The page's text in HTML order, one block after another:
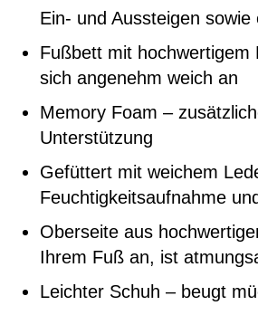
Ein- und Aussteigen
Fußbett mit hochwertigem
sich angenehm weich an
Memory Foam –
Unterstützung
Gefüttert mit weichem
Feuchtigkeitsaufnahme
Oberseite aus
Ihrem Fuß an, ist
Leichter Schuh – beugt